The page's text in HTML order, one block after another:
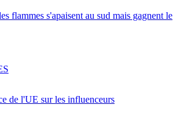
flammes s'apaisent au sud mais gagnent le
de l'UE sur les influenceurs